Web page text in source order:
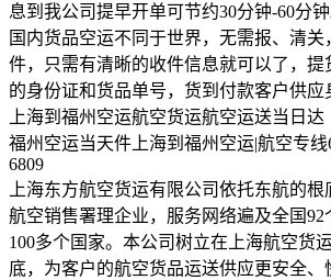
息到我公司提早开单可节约30分钟-60分钟
国内货品空运不同于世界，无需报、清关
件，只需有清晰的收件信息就可以了，提
的身份证和货品单号，货到付款客户供应
上海到福州空运航空货运航空运送当日达
福州空运当天件上海到福州空运|航空专线
6809
上海东方航空货运有限公司依托东航的
航空销售署理企业，服务网络遍及全国92
100多个国家。本公司树立在上海航空货
底，为客户的航空货品运送供应更安全